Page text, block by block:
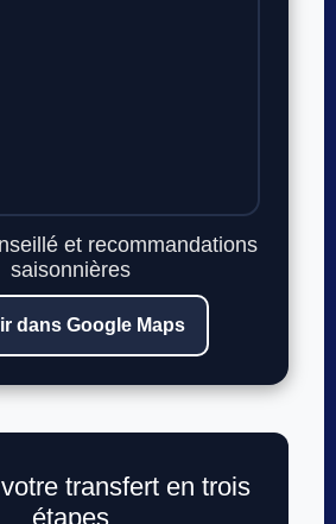
et recommandations
saisonnières
dans Google Maps
transfert en trois
étapes